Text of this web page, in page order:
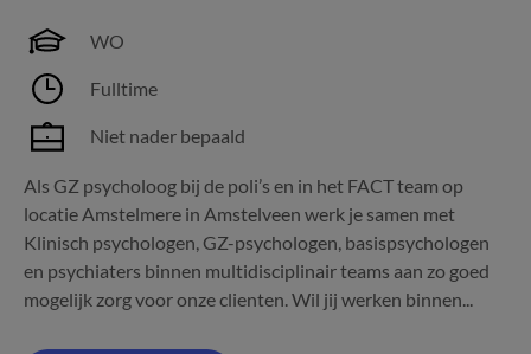
WO
Fulltime
Niet nader bepaald
Als GZ psycholoog bij de poli’s en in het FACT team op
locatie Amstelmere in Amstelveen werk je samen met
Klinisch psychologen, GZ-psychologen, basispsychologen
en psychiaters binnen multidisciplinair teams aan zo goed
mogelijk zorg voor onze clienten. Wil jij werken binnen...